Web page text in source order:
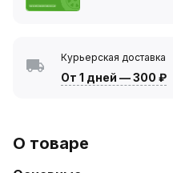
Курьерская доставка
От 1 дней —300 ₽
О товаре